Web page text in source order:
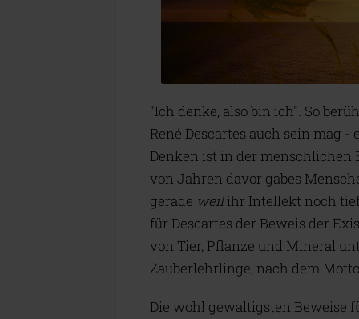
"Ich denke, also bin ich". So
René Descartes auch sein mag
Denken ist in der
von Jahren davor gabes
gerade weilihr Intellekt noch
für Descartes der Beweis der
von Tier, Pflanze und Mineral
Zauberlehrlinge, nach dem
Die wohl gewaltigsten Beweise